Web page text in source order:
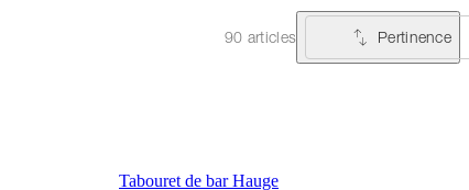
90 articles Pertinence
Tabouret de bar Hauge